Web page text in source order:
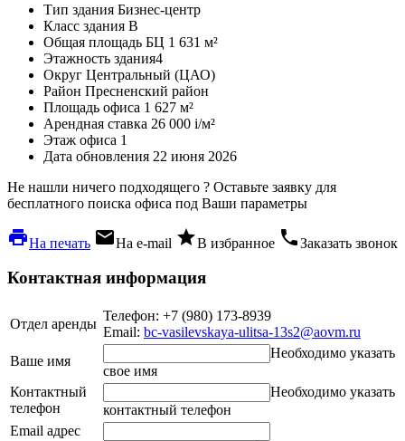
Тип здания Бизнес-центр
Класс здания B
Общая площадь БЦ 1 631 м²
Этажность здания4
Округ Центральный (ЦАО)
Район Пресненский район
Площадь офиса 1 627 м²
Арендная ставка 26 000 i/м²
Этаж офиса 1
Дата обновления 22 июня 2026
Не нашли ничего подходящего ? Оставьте заявку для
бесплатного поиска офиса под Ваши параметры
local_printshopНа печать local_post_officeНа e-mail starВ избранное phoneЗаказать звонок
Контактная информация
Отдел аренды
Телефон: +7 (980) 173-8939
Email: bc-vasilevskaya-ulitsa-13s2@aovm.ru
Ваше имя
Необходимо указать
свое имя
Контактный
телефон
Необходимо указать
контактный телефон
Email адрес